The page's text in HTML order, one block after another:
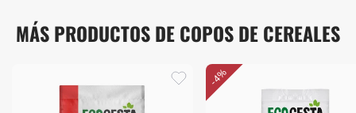
MÁS PRODUCTOS DE COPOS DE CEREALES
-4%